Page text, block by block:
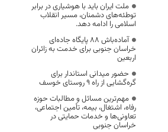
ملت ایران باید با هوشیاری در برابر
توطئه‌های دشمنان، مسیر انقلاب
اسلامی را ادامه دهد.
آماده‌باش ۸۸ پایگاه جاده‌ای
خراسان جنوبی برای خدمت به زائران
اربعین
حضور میدانی استاندار برای
گره‌گشایی از راه ۹ روستای خوسف
مهم‌ترین مسائل و مطالبات حوزه
رفاه، اشتغال، بیمه، تأمین اجتماعی،
تعاونی‌ها و خدمات حمایتی در
خراسان جنوبی